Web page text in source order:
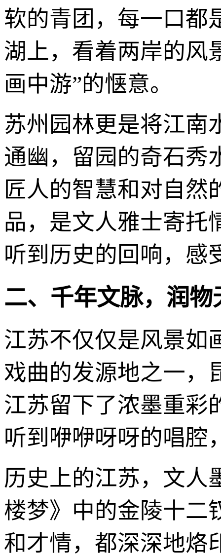
软的青团，每一口都
湖上，看着两岸的风
画中游”的惬意。
苏州园林更是将江南
通幽，留园的奇石秀
匠人的智慧和对自然
品，是文人雅士寄托
听到历史的回响，感
二、千年文脉，润物
江苏不仅仅是风景如
戏曲的发源地之一，
江苏留下了浓墨重彩
听到咿咿呀呀的唱腔
历史上的江苏，文人
楼梦》中的金陵十二
和才情，都深深地烙